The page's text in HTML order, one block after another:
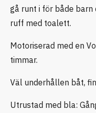
gå runt i för både barn
ruff med toalett.
Motoriserad med en
timmar.
Väl underhållen båt,
Utrustad med bla: